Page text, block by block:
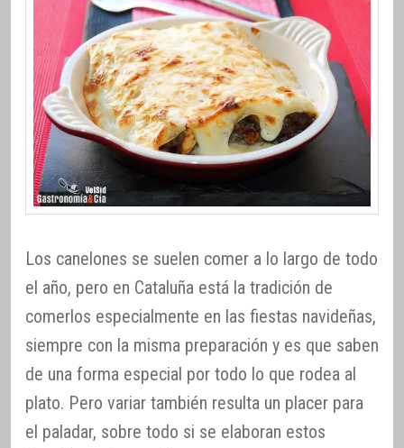
Los canelones se suelen comer a lo largo de todo
el año, pero en Cataluña está la tradición de
comerlos especialmente en las fiestas navideñas,
siempre con la misma preparación y es que saben
de una forma especial por todo lo que rodea al
plato. Pero variar también resulta un placer para
el paladar, sobre todo si se elaboran estos